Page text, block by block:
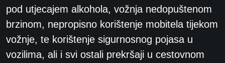
pod utjecajem alkohola, vožnja nedopuštenom
brzinom, nepropisno korištenje mobitela tijekom
vožnje, te korištenje sigurnosnog pojasa u
vozilima, ali i svi ostali prekršaji u cestovnom